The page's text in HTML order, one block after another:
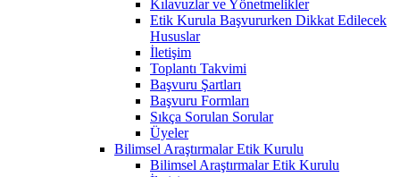
Kılavuzlar ve Yönetmelikler
Etik Kurula Başvururken Dikkat Edilecek
Hususlar
İletişim
Toplantı Takvimi
Başvuru Şartları
Başvuru Formları
Sıkça Sorulan Sorular
Üyeler
Bilimsel Araştırmalar Etik Kurulu
Bilimsel Araştırmalar Etik Kurulu